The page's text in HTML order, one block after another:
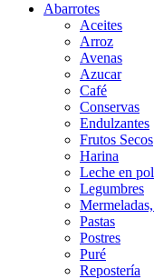
Abarrotes
Aceites
Arroz
Avenas
Azucar
Café
Conservas
Endulzantes
Frutos Secos
Harina
Leche en
Legumbres
Pastas
Postres
Puré
Repostería